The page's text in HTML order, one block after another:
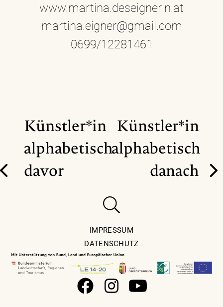
www.martina.deseignerin.at
martina.eigner@gmail.com
0699/12281461
Künstler*in
alphabetisch
davor
Künstler*in
alphabetisch
danach
IMPRESSUM
DATENSCHUTZ